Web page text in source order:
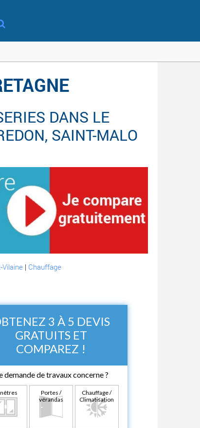
DANS LE
SAINT-MALO
| Chauffage
3 À 5 DEVIS
GRATUITS ET
COMPAREZ !
demande de travaux concerne ?
Portes /
vérandas
Chauffage /
Climatisation